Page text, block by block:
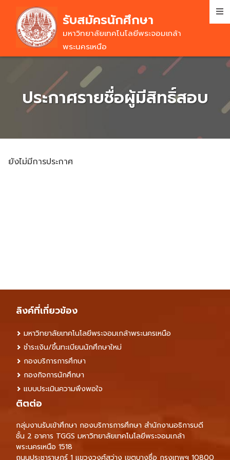
main
content
รับสมัครนักศึกษา
มหาวิทยาลัยเทคโนโลยีพระจอมเกล้า
พระนครเหนือ
ประกาศรายชื่อผู้มีสิทธิ์สอบ
ยังไม่มีการประกาศ
ลิงค์ที่เกี่ยวข้อง
มหาวิทยาลัยเทคโนโลยีพระจอมเกล้าพระนครเหนือ
ชำระเงิน/ขึ้นทะเบียนนักศึกษาใหม่
กองบริการการศึกษา
กองกิจการนักศึกษา
แบบประเมินความพึงพอใจ
ติตต่อ
กลุ่มงานรับเข้าศึกษา กองบริการการศึกษา สำนักงานอธิการบดี
ชั้น 2 อาคาร TGGS มหาวิทยาลัยเทคโนโลยีพระจอมเกล้า
พระนครเหนือ 1518
ถนนประชาราษฎร์ 1 แขวงวงศ์สว่าง เขตบางซื่อ กรุงเทพฯ 10800